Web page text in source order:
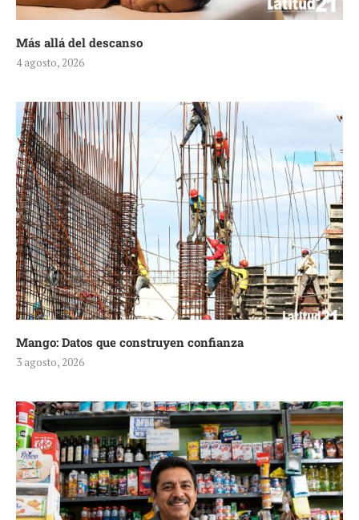
Más allá del descanso
4 agosto, 2026
Mango: Datos que construyen confianza
3 agosto, 2026